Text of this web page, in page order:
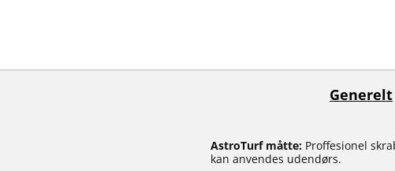
Generelt
AstroTurf måtte:Proffesionel
kan anvendes udendørs.